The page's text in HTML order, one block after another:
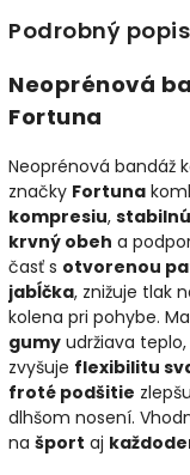
Podrobný popis
Neoprénová
Fortuna
Neoprénová bandáž
značky Fortuna
kompresiu,
krvný obeh a
časť s otvorenou
jabĺčka, znižuje tlak
kolena pri pohybe.
gumy udržiava
zvyšuje flexibilitu
froté podšitie
dlhšom nosení.
na šport aj